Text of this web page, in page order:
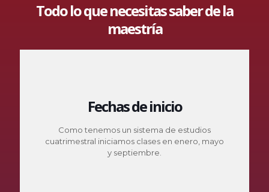
Todo lo que necesitas saber de la
maestría
Fechas de inicio
Como tenemos un sistema de estudios
cuatrimestral iniciamos clases en enero, mayo
y septiembre.